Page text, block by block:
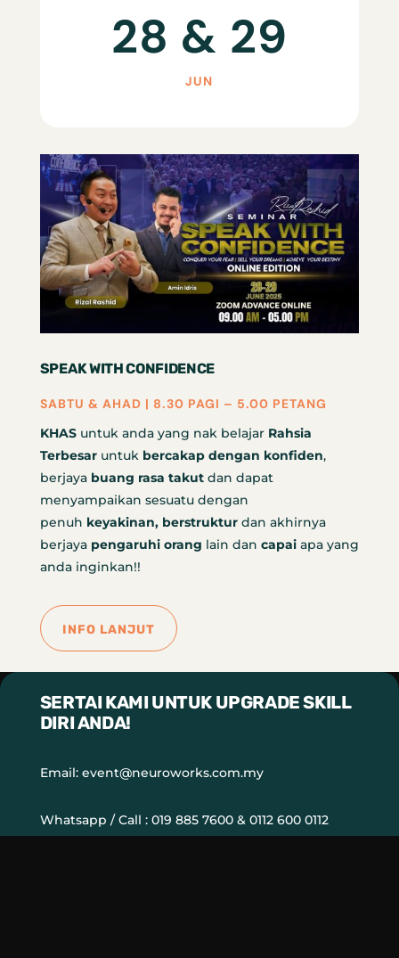
28 & 29
JUN
SPEAK WITH CONFIDENCE
SABTU & AHAD | 8.30 PAGI – 5.00 PETANG
KHASuntuk anda yang nak belajar Rahsia
Terbesaruntuk bercakap dengan konfiden,
berjaya buang rasa takutdan dapat
menyampaikan sesuatu dengan
penuh keyakinan, berstruktur dan akhirnya
berjaya pengaruhi orang lain dan capaiapa yang
anda inginkan!!
INFO LANJUT
SERTAI KAMI UNTUK UPGRADE SKILL
DIRI ANDA!
Email: event@neuroworks.com.my
Whatsapp / Call : 019 885 7600 & 0112 600 0112